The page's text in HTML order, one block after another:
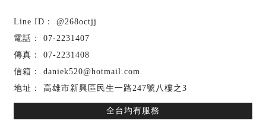
@268octjj
07-2231407
07-2231408
daniek520@hotmail.com
高雄市新興區民生一路247號八樓之3
全台均有服務